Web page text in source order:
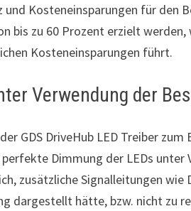
Kosteneinsparungen für den
bis zu 60 Prozent erzielt
Kosteneinsparungen führt.
Verwendung der
GDS DriveHub LED Treiber
Dimmung der LEDs unter
zusätzliche Signalleitungen wie
dargestellt hätte, bzw. nicht zu